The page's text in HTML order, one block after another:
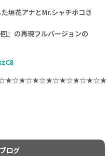
垣花アナとMr.シャチホコさ
』の再現フルバージョンの
ログ